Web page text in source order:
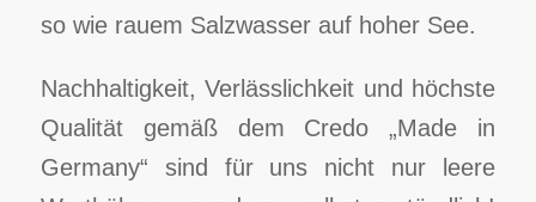
so wie rauem Salzwasser auf hoher See.
Nachhaltigkeit, Verlässlichkeit und höchste
Qualität gemäß dem Credo „Made in
Germany“ sind für uns nicht nur leere